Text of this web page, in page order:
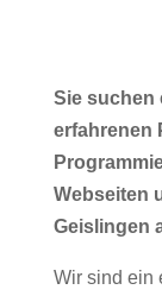
Sie suchen
erfahrenen
Webseiten
Geislingen
Wir sind ein